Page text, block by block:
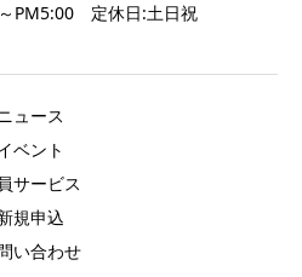
PM5:00 定休日:土日祝
ュース
ベント
サービス
規申込
い合わせ